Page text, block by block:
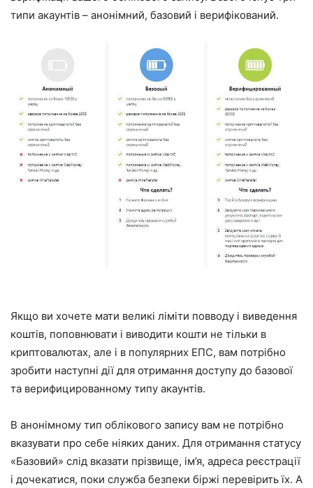
типи акаунтів – анонімний, базовий і верифікований.
Якщо ви хочете мати великі ліміти повводу і виведення
коштів, поповнювати і виводити кошти не тільки в
криптовалютах, але і в популярних ЕПС, вам потрібно
зробити наступні дії для отримання доступу до базової
та верифицированному типу акаунтів.
В анонімному тип облікового запису вам не потрібно
вказувати про себе ніяких даних. Для отримання статусу
«Базовий» слід вказати прізвище, ім’я, адреса реєстрації
і дочекатися, поки служба безпеки біржі перевірить їх. А